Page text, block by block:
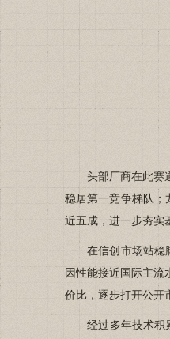
头部厂商在此赛道
稳居第一竞争梯队；
近五成，进一步夯实
在信创市场站稳脚
因性能接近国际主流
价比，逐步打开公开
经过多年技术积累